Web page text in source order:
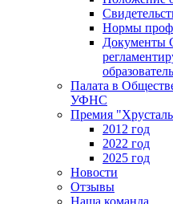
Нормы
Документы
Палата в
УФНС
Премия
2012 год
2022 год
2025 год
Новости
Отзывы
Наша команда